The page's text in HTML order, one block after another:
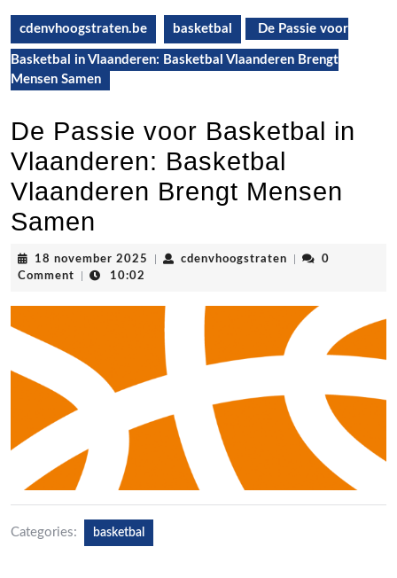
cdenvhoogstraten.be basketbal De Passie voor
Basketbal in Vlaanderen: Basketbal Vlaanderen Brengt
Mensen Samen
De Passie voor Basketbal in
Vlaanderen: Basketbal
Vlaanderen Brengt Mensen
Samen
18 november 2025 18
cdenvhoogstraten cdenvhoogstraten
0
Comment
10:02
Categories: basketbal